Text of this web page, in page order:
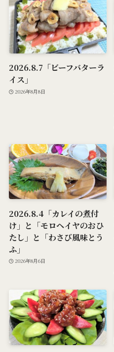
2026.8.7「ビーフバターラ
イス」
2026年8月8日
2026.8.4「カレイの煮付
け」と「モロヘイヤのおひ
たし」と「わさび風味とう
ふ」
2026年8月6日